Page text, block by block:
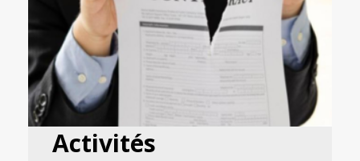
Activités